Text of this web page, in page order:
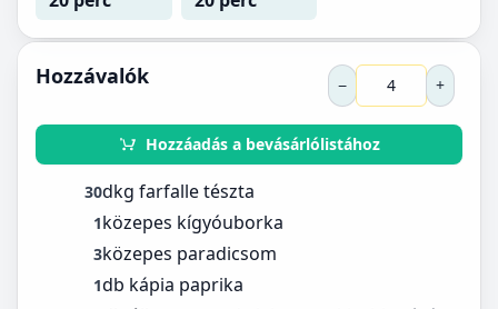
Hozzávalók − +
Hozzáadás a bevásárlólistához
30dkg farfalle tészta
1közepes kígyóuborka
3közepes paradicsom
1db kápia paprika